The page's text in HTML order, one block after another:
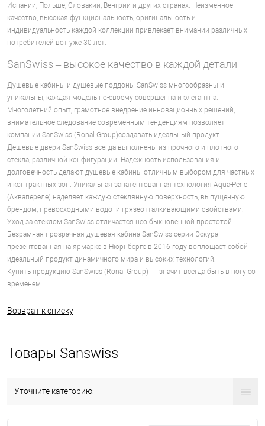
Испании, Польше, Словакии, Венгрии и других странах. Неизменное
качество, высокая функциональность, оригинальность и
индивидуальность каждой коллекции привлекает внимании различных
потребителей вот уже 30 лет.
SanSwiss – высокое качество в каждой детали
Душевые кабины и душевые поддоны SanSwiss многообразны и
уникальны, каждая модель по-своему совершенна и элегантна.
Многолетний опыт, грамотное внедрение инновационных решений,
внимательное следование современным тенденциям позволяет
компании SanSwiss (Ronal Group)создавать идеальный продукт.
Дешевые двери SanSwiss всегда выполнены из прочного и плотного
стекла, различной конфигурации. Надежность использования и
долговечность делают душевые кабины отличным выбором для частных
и контрактных зон. Уникальная запатентованная технология Aqua-Perle
(Аквапереле) наделяет каждую стеклянную поверхность, выпущенную
брендом, превосходными водо- и грязеотталкивающими свойствами.
Уход за стеклом SanSwiss отличается нео быкновенной простотой.
Безрамная прозрачная душевая кабина SanSwiss серии Эскура
презентованная на ярмарке в Нюрнберге в 2016 году воплощает собой
идеальный продукт динамичного мира и высоких технологий.
Купить продукцию SanSwiss (Ronal Group) — значит всегда быть в ногу со
временем.
Возврат к списку
Товары Sanswiss
Уточните категорию: